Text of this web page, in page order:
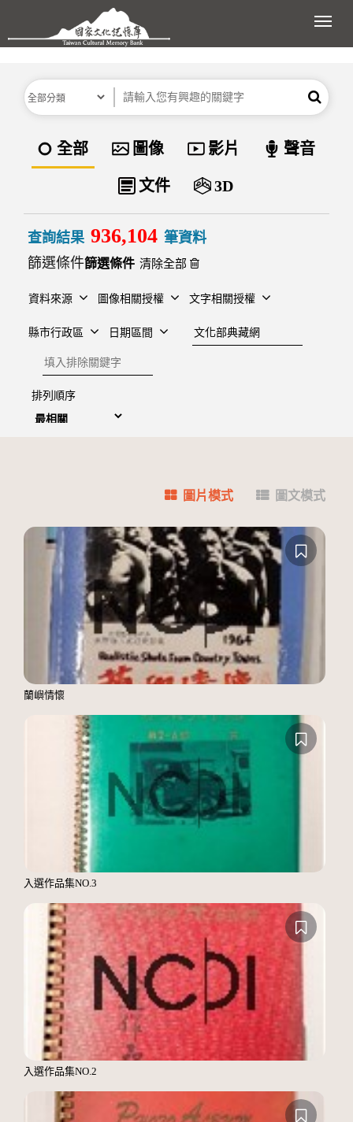
跳到主要內容區塊
展
分類 關鍵字 搜尋
資料類型
全部 圖像 影片 聲音
文件 3D
查詢結果 936,104 筆資料
篩選條件
清除全部
資料來源 圖像相關授權 文字相關授權
縣市行政區 日期區間
建檔單位
排除關鍵字
排列順序
圖片模式 圖文模式
蘭嶼情懷
入選作品集NO.3
入選作品集NO.2